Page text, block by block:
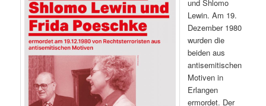
und Shlomo
Lewin. Am 19.
Dezember 1980
wurden die
beiden aus
antisemitischen
Motiven in
Erlangen
ermordet. Der